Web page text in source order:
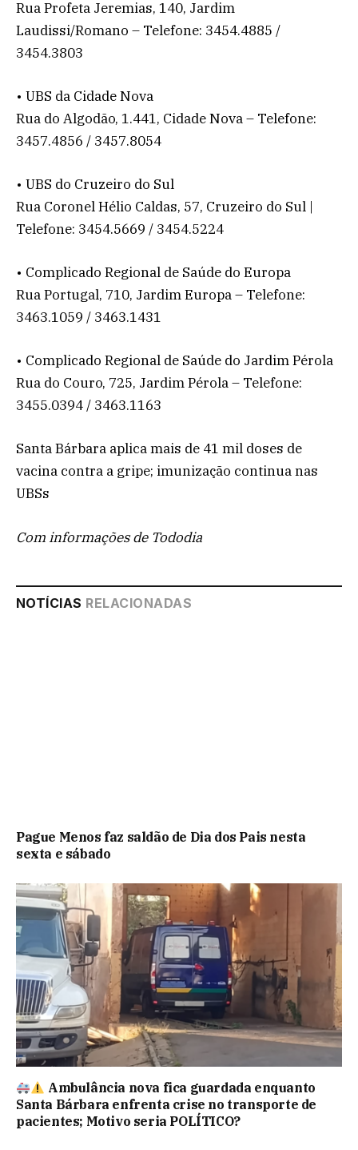
Rua Profeta Jeremias, 140, Jardim
Laudissi/Romano – Telefone: 3454.4885 /
3454.3803
• UBS da Cidade Nova
Rua do Algodão, 1.441, Cidade Nova – Telefone:
3457.4856 / 3457.8054
• UBS do Cruzeiro do Sul
Rua Coronel Hélio Caldas, 57, Cruzeiro do Sul |
Telefone: 3454.5669 / 3454.5224
• Complicado Regional de Saúde do Europa
Rua Portugal, 710, Jardim Europa – Telefone:
3463.1059 / 3463.1431
• Complicado Regional de Saúde do Jardim Pérola
Rua do Couro, 725, Jardim Pérola – Telefone:
3455.0394 / 3463.1163
Santa Bárbara aplica mais de 41 mil doses de
vacina contra a gripe; imunização continua nas
UBSs
Com informações de Tododia
NOTÍCIAS RELACIONADAS
Pague Menos faz saldão de Dia dos Pais nesta
sexta e sábado
Ambulância nova fica guardada enquanto
Santa Bárbara enfrenta crise no transporte de
pacientes; Motivo seria POLÍTICO?